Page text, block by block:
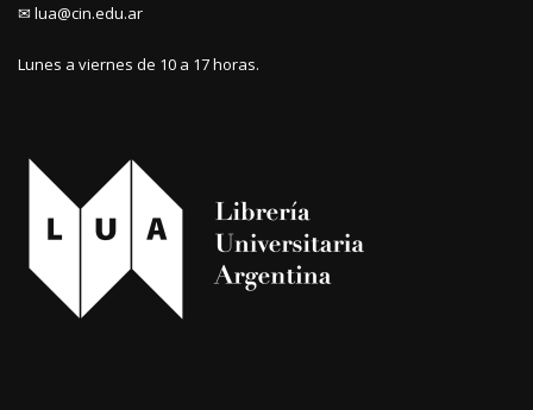
✉ lua@cin.edu.ar
Lunes a viernes de 10 a 17 horas.